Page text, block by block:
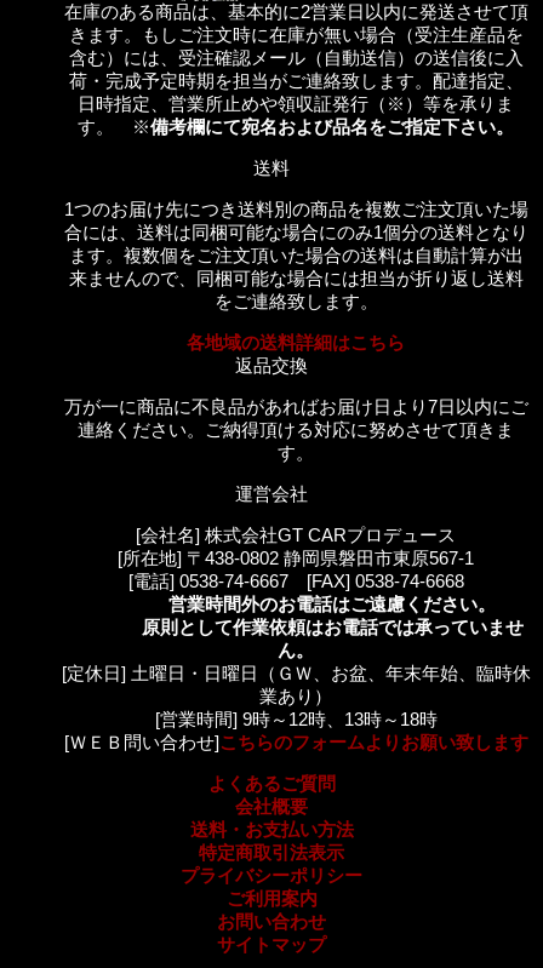
在庫のある商品は、基本的に2営業日以内に発送させて頂
きます。もしご注文時に在庫が無い場合（受注生産品を
含む）には、受注確認メール（自動送信）の送信後に入
荷・完成予定時期を担当がご連絡致します。配達指定、
日時指定、営業所止めや領収証発行（※）等を承りま
す。 ※備考欄にて宛名および品名をご指定下さい。
送料
1つのお届け先につき送料別の商品を複数ご注文頂いた場
合には、送料は同梱可能な場合にのみ1個分の送料となり
ます。複数個をご注文頂いた場合の送料は自動計算が出
来ませんので、同梱可能な場合には担当が折り返し送料
をご連絡致します。
各地域の送料詳細はこちら
返品交換
万が一に商品に不良品があればお届け日より7日以内にご
連絡ください。ご納得頂ける対応に努めさせて頂きま
す。
運営会社
[会社名] 株式会社GT CARプロデュース
[所在地] 〒438-0802 静岡県磐田市東原567-1
[電話] 0538-74-6667 [FAX] 0538-74-6668
営業時間外のお電話はご遠慮ください。
原則として作業依頼はお電話では承っていませ
ん。
[定休日] 土曜日・日曜日（ＧＷ、お盆、年末年始、臨時休
業あり）
[営業時間] 9時～12時、13時～18時
[ＷＥＢ問い合わせ]こちらのフォームよりお願い致します
よくあるご質問
会社概要
送料・お支払い方法
特定商取引法表示
プライバシーポリシー
ご利用案内
お問い合わせ
サイトマップ